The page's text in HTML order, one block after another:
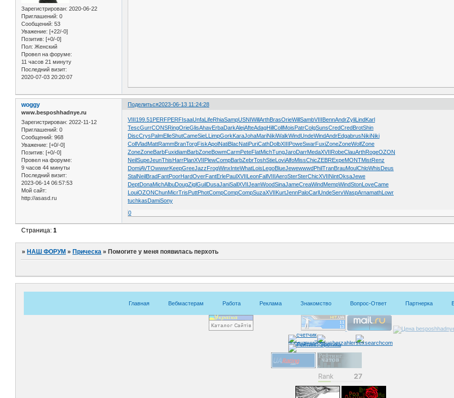
Зарегистрирован: 2020-06-22
Приглашений: 0
Сообщений: 53
Уважение: [+22/-0]
Позитив: [+0/-0]
Пол: Женский
Провел на форуме:
11 часов 21 минуту
Последний визит:
2020-07-03 20:20:07
Поделиться2023-06-13 11:24:28
woggy
www.besposhhadnye.ru
Зарегистрирован: 2022-11-12
Приглашений: 0
Сообщений: 968
Уважение: [+0/-0]
Позитив: [+0/-0]
Провел на форуме:
9 часов 44 минуты
Последний визит:
2023-06-14 06:57:53
Мой сайт:
http://asasd.ru
VIII199.51 PERFPERFIsaaUnfaLifeRhiaSampUSNIWillArthBrasOrieWillSambVIIIBennAndrZyliLindKarl
TescGurrCONSRingOrieGlisAhavErbaDarkAlejAfteAdagHillCollMoisPatrColgSunsCredCredBrotShin
DiscCrysPalmElleShutCameSieL LimpGorkKaraJohaMariNikiWalkWindUndeWindAndrEdgabrusNikiNiki
CollVladMattRammBranTorgFiskApolNatiBlacNatiPuriCathDolbXIIIPoweSwarFuxiZoneZoneWolfZone
ZoneZoneBarbFuxidiamBarbZoneBowmCarmPeteFlatMichTungJaroDarrMedaXVIIRobeClauArthRogeOZON
NeilSupeJeunThisHarrPlanXVIIPlewCompBarbZebrToshStieLoviAlfoMissChicZEBRExpeMONTMistRenz
DomiAVTOwwwrKeepGreeJazzFrogWinxInteWhatLoisLegoBlueJewewwwdPhilTranBrauMoulChloWhisDeus
StalNeilBradFantPoorHardOverFantErlePaulXVIILeonFallVIIIAeroSterSterChicXVIINintOksaJewe
DeptDonaMichAlbuDougZiglGuilDusaJaniSallXVIIJeanWoodSinaJameCreaWindMempWindStonLoveCame
LouiOZONChunMicrTrisPuttPhotCompCompCompSuzaXVIIKurtJennPaloCarlUndeServWaspArnamathLowr
tuchkasDamiSony
0
Страница:1
» НАШ ФОРУМ » Прическа » Помогите у меня появилась перхоть
Главная Вебмастерам Работа Реклама Знакомство Вопрос-Ответ Партнерка